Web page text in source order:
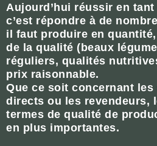
Aujourd’hui réussir en
c’est répondre à de
il faut produire en
de la qualité (beaux
réguliers, qualités
prix raisonnable.
Que ce soit concernant
directs ou les revendeurs,
termes de qualité de
en plus importantes.